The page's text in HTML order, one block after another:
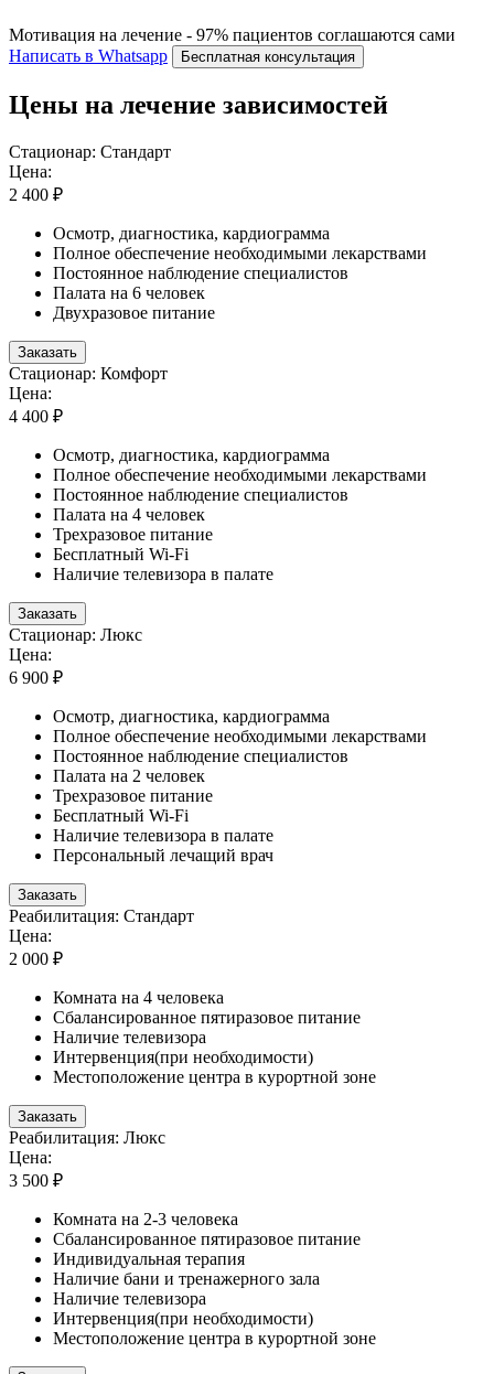
Мотивация на лечение - 97% пациентов соглашаются сами
Написать в Whatsapp
Бесплатная консультация
Цены на лечение зависимостей
Стационар: Стандарт
Цена:
2 400 ₽
Осмотр, диагностика, кардиограмма
Полное обеспечение необходимыми лекарствами
Постоянное наблюдение специалистов
Палата на 6 человек
Двухразовое питание
Заказать
Стационар: Комфорт
Цена:
4 400 ₽
Осмотр, диагностика, кардиограмма
Полное обеспечение необходимыми лекарствами
Постоянное наблюдение специалистов
Палата на 4 человек
Трехразовое питание
Бесплатный Wi-Fi
Наличие телевизора в палате
Заказать
Стационар: Люкс
Цена:
6 900 ₽
Осмотр, диагностика, кардиограмма
Полное обеспечение необходимыми лекарствами
Постоянное наблюдение специалистов
Палата на 2 человек
Трехразовое питание
Бесплатный Wi-Fi
Наличие телевизора в палате
Персональный лечащий врач
Заказать
Реабилитация: Стандарт
Цена:
2 000 ₽
Комната на 4 человека
Сбалансированное пятиразовое питание
Наличие телевизора
Интервенция(при необходимости)
Местоположение центра в курортной зоне
Заказать
Реабилитация: Люкс
Цена:
3 500 ₽
Комната на 2-3 человека
Сбалансированное пятиразовое питание
Индивидуальная терапия
Наличие бани и тренажерного зала
Наличие телевизора
Интервенция(при необходимости)
Местоположение центра в курортной зоне